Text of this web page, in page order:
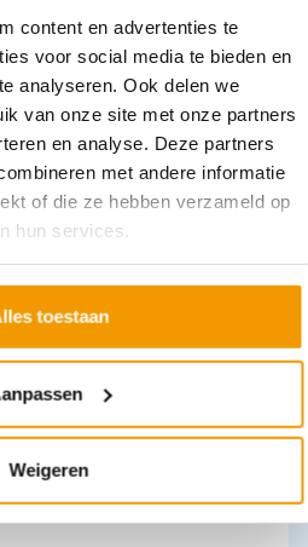
content en advertenties te
voor social media te bieden en
analyseren. Ook delen we
van onze site met onze partners
en analyse. Deze partners
met andere informatie
of die ze hebben verzameld op
hun services.
toestaan
Weigeren
Leverbaar